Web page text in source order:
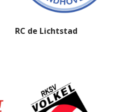
RC de Lichtstad